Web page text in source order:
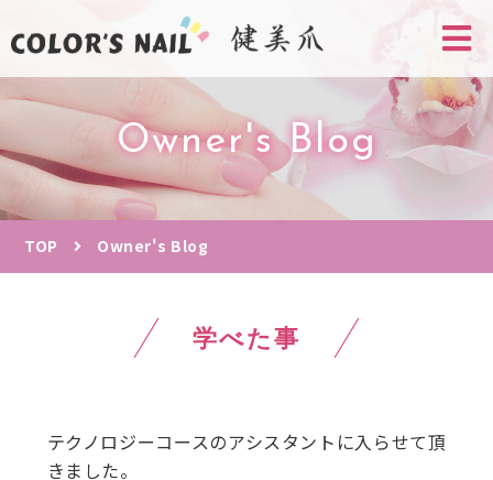
Owner's Blog
TOP Owner's Blog
学べた事
テクノロジーコースのアシスタントに入らせて頂
きました。